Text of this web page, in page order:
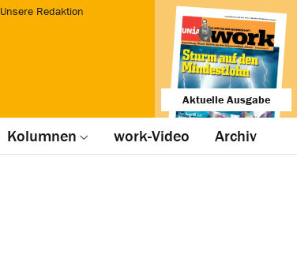
Unsere Redaktion
Aktuelle Ausgabe
Kolumnen work-Video Archiv